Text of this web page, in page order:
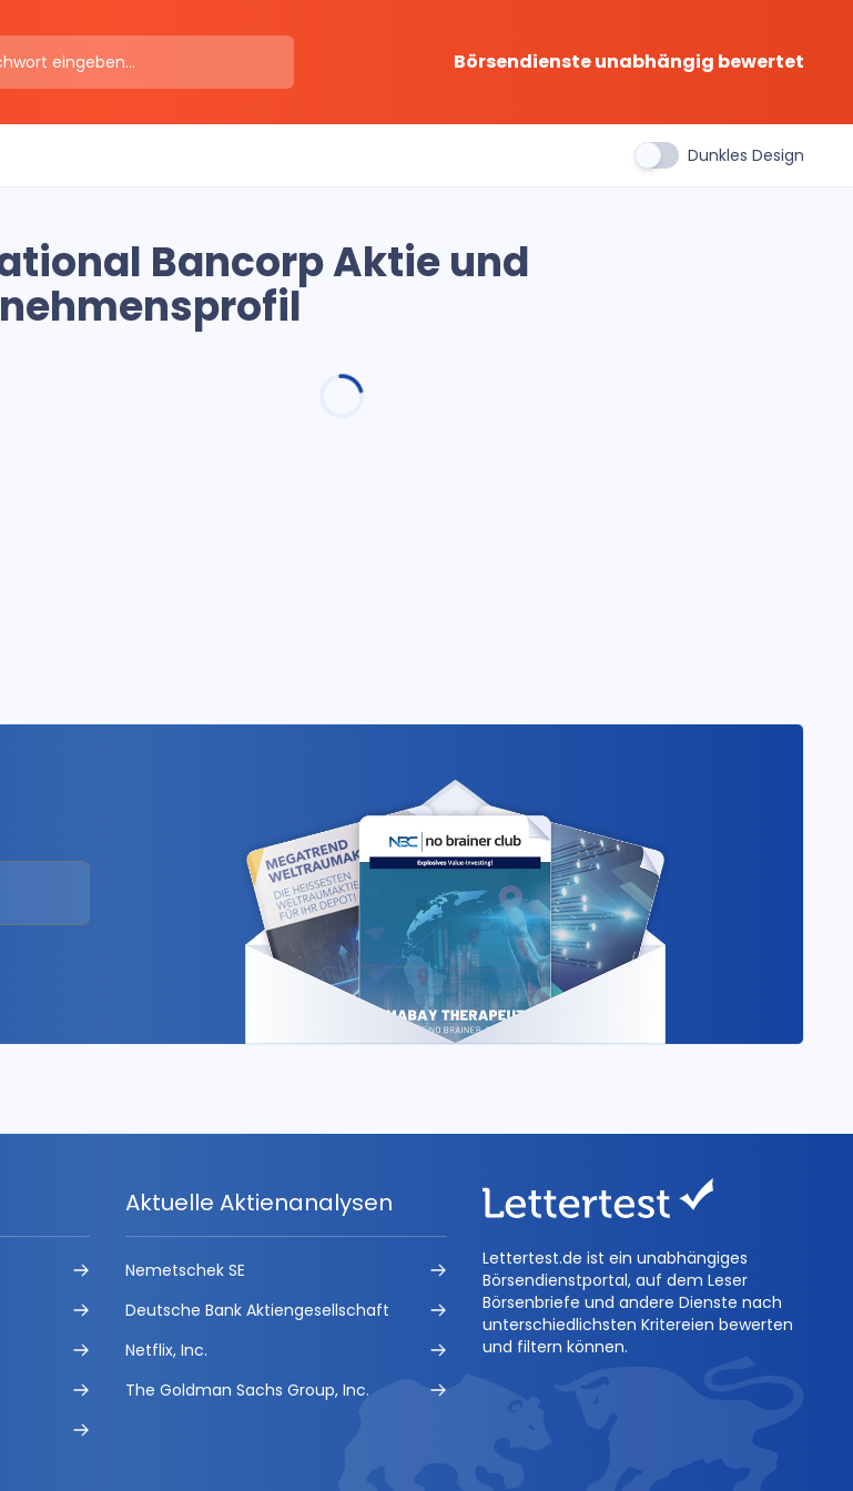
Börsendienste unabhängig bewertet
Dunkles Design
Bancorp Aktie und
Aktuelle Aktienanalysen
Nemetschek SE
Deutsche Bank Aktiengesellschaft
Netflix, Inc.
The Goldman Sachs Group, Inc.
Lettertest.de ist ein unabhängiges
Börsendienstportal, auf dem Leser
Börsenbriefe und andere Dienste nach
unterschiedlichsten Kritereien bewerten
und filtern können.